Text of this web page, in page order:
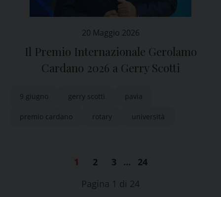
20 Maggio 2026
Il Premio Internazionale Gerolamo
Cardano 2026 a Gerry Scotti
9 giugno gerry scotti pavia
premio cardano rotary università
1 2 3 …
24
Pagina 1 di 24